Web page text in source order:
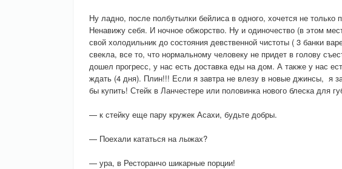
Ну ладно, после полбутылки бейлиса в одного, хочется не
Ненавижу себя. И ночное обжорство. Ну и одиночество (в этом
свой холодильник до состояния девственной чистоты ( 3 банки
свекла, все то, что нормальному человеку не придет в голову
дошел прогресс, у нас есть доставка еды на дом. А также у нас
ждать (4 дня). Плин!!! Если я завтра не влезу в новые джинсы, я
бы купить! Стейк в Ланчестере или половинка нового блеска для
— к стейку еще пару кружек Асахи, будьте добры.
— Поехали кататься на лыжах?
— ура, в Ресторанчо шикарные порции!